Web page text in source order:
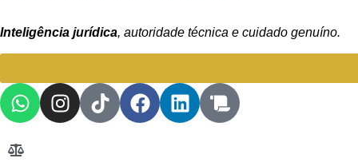
Inteligência jurídica, autoridade técnica e cuidado genuíno.